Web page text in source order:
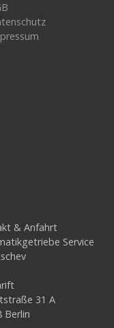
& Anfahrt
Service
31 A
Berlin